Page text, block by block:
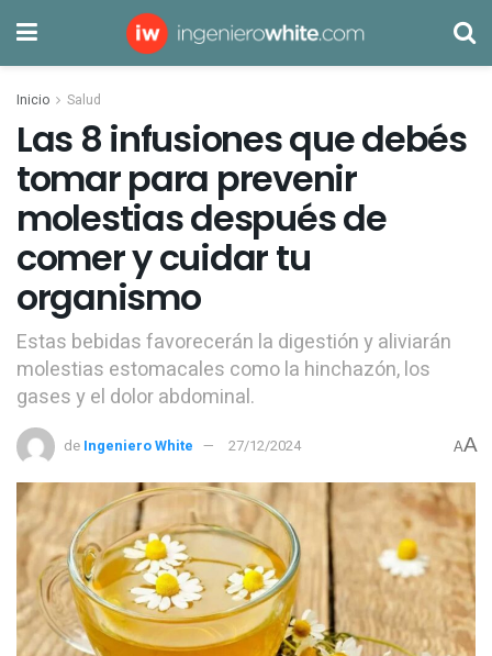
Inicio Salud
Las 8 infusiones que debés
tomar para prevenir
molestias después de
comer y cuidar tu
organismo
Estas bebidas favorecerán la digestión y aliviarán
molestias estomacales como la hinchazón, los
gases y el dolor abdominal.
de Ingeniero White 27/12/2024 AA